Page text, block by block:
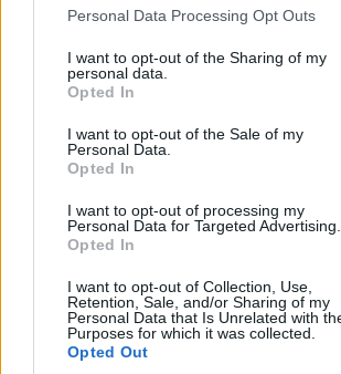
Please note that this website/app uses one
not limited to your visit or usage behaviour.
grant or deny consent to Google and its
use your data for below specified purposes
consent section.
Personal Data Processing Opt Outs
I want to opt-out of the Sharing of my
personal data.
Opted In
I want to opt-out of the Sale of my
Personal Data.
Opted In
I want to opt-out of processing my
Personal Data for Targeted Advertising.
Opted In
I want to opt-out of Collection, Use,
Retention, Sale, and/or Sharing of my
Personal Data that Is Unrelated with
Purposes for which it was collected.
Opted Out